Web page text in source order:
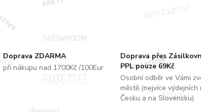
Doprava ZDARMA
při nákupu nad 1700Kč /100Eur
Doprava přes
PPL pouze 69Kč
Osobní odběr ve Vámi
městě (nejvíce výdejních
Česku a na Slovensku)